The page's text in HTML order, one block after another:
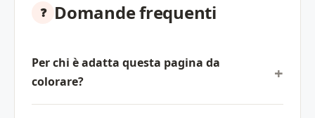
Domande frequenti
Per chi è adatta questa pagina da
colorare?